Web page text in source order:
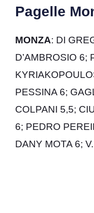
Pagelle
MONZA: DI
D’AMBROSIO 6;
PESSINA 6;
COLPANI 5,5;
6; PEDRO
DANY MOTA 6;